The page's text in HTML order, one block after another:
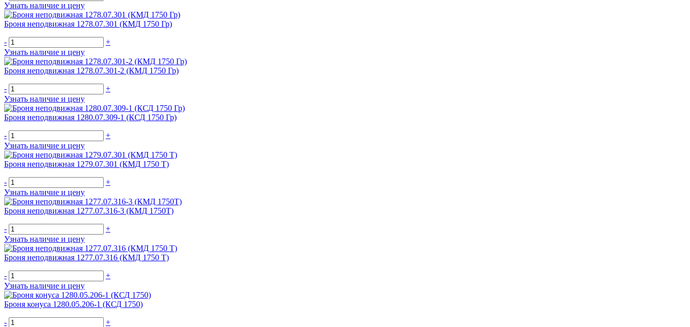
Узнать наличие и цену
Броня неподвижная 1278.07.301 (КМД 1750 Гр)
-
+
Узнать наличие и цену
Броня неподвижная 1278.07.301-2 (КМД 1750 Гр)
-
+
Узнать наличие и цену
Броня неподвижная 1280.07.309-1 (КСД 1750 Гр)
-
+
Узнать наличие и цену
Броня неподвижная 1279.07.301 (КМД 1750 Т)
-
+
Узнать наличие и цену
Броня неподвижная 1277.07.316-3 (КМД 1750Т)
-
+
Узнать наличие и цену
Броня неподвижная 1277.07.316 (КМД 1750 Т)
-
+
Узнать наличие и цену
Броня конуса 1280.05.206-1 (КСД 1750)
-
+